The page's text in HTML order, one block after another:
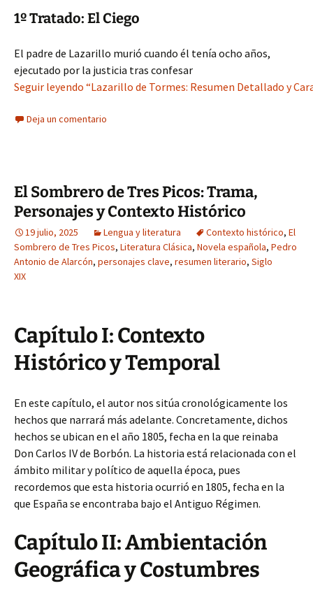
1º Tratado: El Ciego
El padre de Lazarillo murió cuando él tenía ocho años,
ejecutado por la justicia tras confesar
Seguir leyendo “Lazarillo de Tormes: Resumen Detallado y
Deja un comentario
El Sombrero de Tres Picos: Trama,
Personajes y Contexto Histórico
19 julio, 2025 Lengua y literatura Contexto histórico, El
Sombrero de Tres Picos, Literatura Clásica, Novela española, Pedro
Antonio de Alarcón, personajes clave, resumen literario, Siglo
XIX
Capítulo I: Contexto
Histórico y Temporal
En este capítulo, el autor nos sitúa cronológicamente los
hechos que narrará más adelante. Concretamente, dichos
hechos se ubican en el año 1805, fecha en la que reinaba
Don Carlos IV de Borbón. La historia está relacionada con el
ámbito militar y político de aquella época, pues
recordemos que esta historia ocurrió en 1805, fecha en la
que España se encontraba bajo el Antiguo Régimen.
Capítulo II: Ambientación
Geográfica y Costumbres